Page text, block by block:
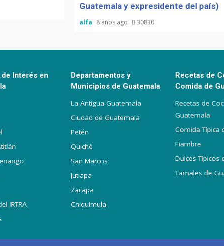
Guatemala y expresidente del país)
alfa 8 años ago 30830
Interés en
IRTRA
Departamentos y
Municipios de Guatemala
La Antigua Guatemala
Ciudad de Guatemala
Petén
Quiché
San Marcos
Jutiapa
Zacapa
Chiquimula
Recetas de
Comida de
Recetas de
Guatemala
Comida Típica
Fiambre
Dulces Típicos
Tamales de